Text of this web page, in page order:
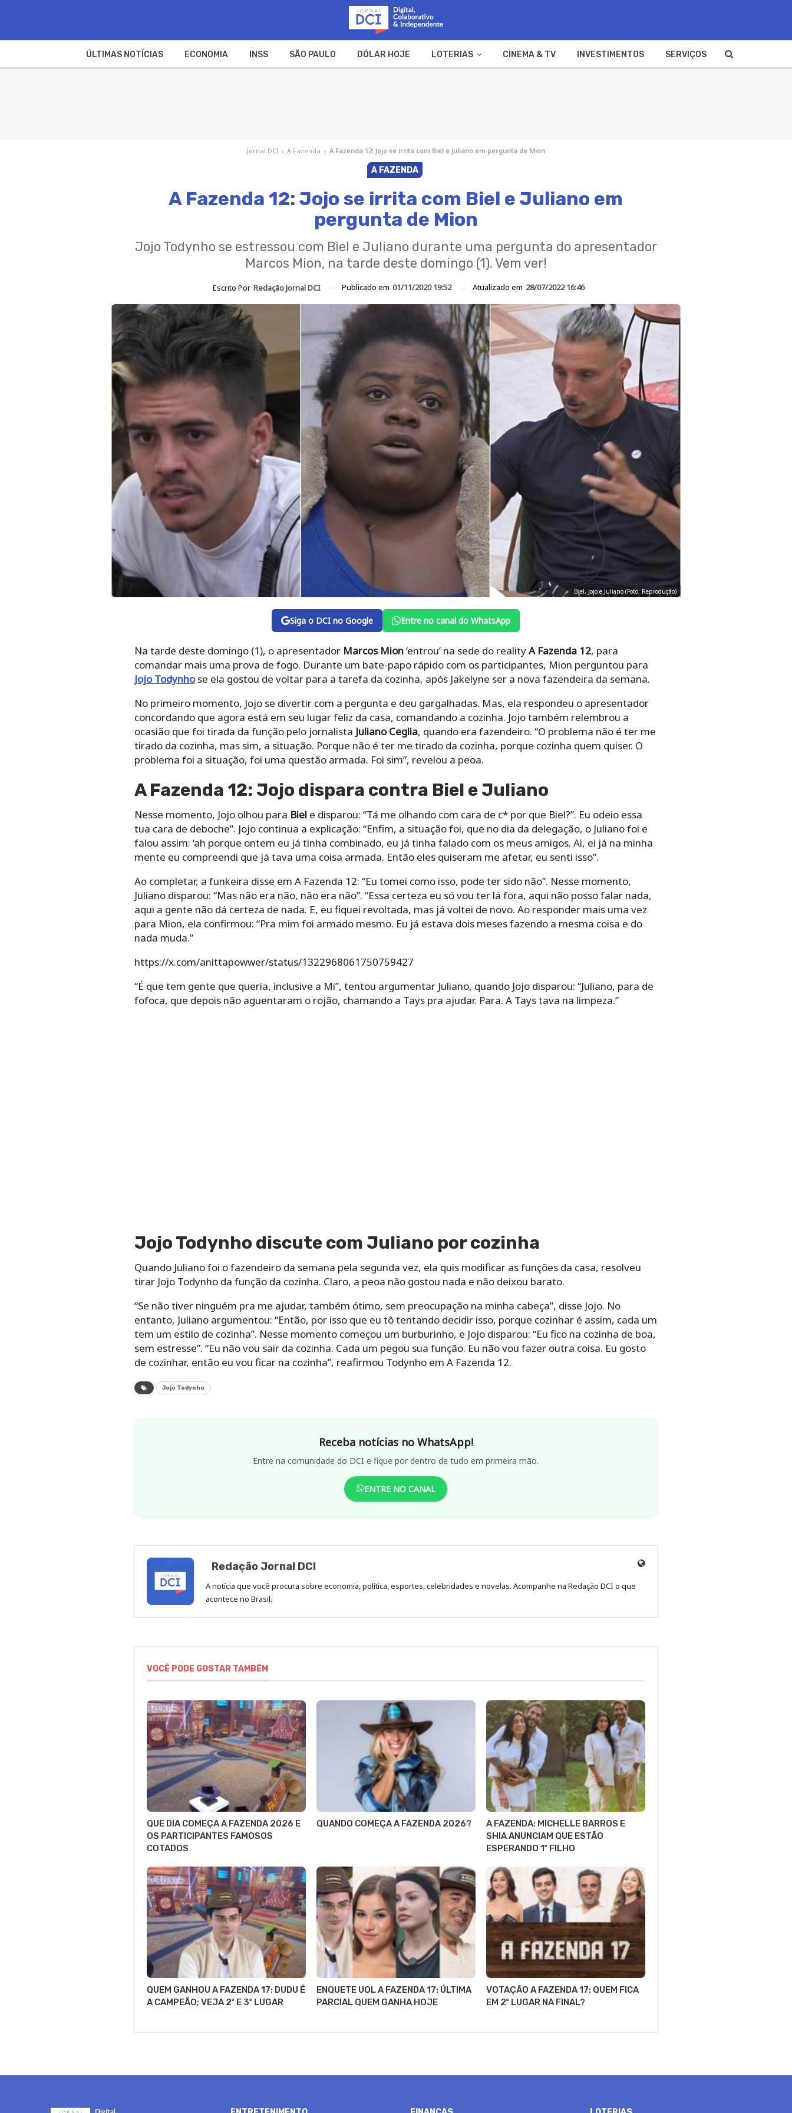
ÚLTIMAS NOTÍCIAS ECONOMIA INSS SÃO PAULO DÓLAR HOJE LOTERIAS CINEMA & TV INVESTIMENTOS SERVIÇOS
Jornal DCI › A Fazenda › A Fazenda 12: Jojo se irrita com Biel e Juliano em pergunta de Mion
A FAZENDA
A Fazenda 12: Jojo se irrita com Biel e Juliano em
pergunta de Mion
Jojo Todynho se estressou com Biel e Juliano durante uma pergunta do apresentador
Marcos Mion, na tarde deste domingo (1). Vem ver!
Escrito Por Redação Jornal DCI Publicado em 01/11/2020 19:52 Atualizado em 28/07/2022 16:46
Biel, Jojo e Juliano (Foto: Reprodução)
Siga o DCI no Google Entre no canal do WhatsApp
Na tarde deste domingo (1), o apresentador Marcos Mion‘entrou’ na sede do realityA Fazenda 12, para
comandar mais uma prova de fogo. Durante um bate-papo rápido com os participantes, Mion perguntou para
Jojo Todynhose ela gostou de voltar para a tarefa da cozinha, após Jakelyne ser a nova fazendeira da semana.
No primeiro momento, Jojo se divertir com a pergunta e deu gargalhadas. Mas, ela respondeu o apresentador
concordando que agora está em seu lugar feliz da casa, comandando a cozinha. Jojo também relembrou a
ocasião que foi tirada da função pelo jornalista Juliano Ceglia, quando era fazendeiro. “O problema não é ter me
tirado da cozinha, mas sim, a situação. Porque não é ter me tirado da cozinha, porque cozinha quem quiser. O
problema foi a situação, foi uma questão armada. Foi sim”, revelou a peoa.
A Fazenda 12: Jojo dispara contra Biel e Juliano
Nesse momento, Jojo olhou para Biele disparou: “Tá me olhando com cara de c* por que Biel?”. Eu odeio essa
tua cara de deboche”. Jojo continua a explicação: “Enfim, a situação foi, que no dia da delegação, o Juliano foi e
falou assim: ‘ah porque ontem eu já tinha combinado, eu já tinha falado com os meus amigos. Ai, ei já na minha
mente eu compreendi que já tava uma coisa armada. Então eles quiseram me afetar, eu senti isso”.
Ao completar, a funkeira disse em A Fazenda 12: “Eu tomei como isso, pode ter sido não”. Nesse momento,
Juliano disparou: “Mas não era não, não era não”. “Essa certeza eu só vou ter lá fora, aqui não posso falar nada,
aqui a gente não dá certeza de nada. E, eu fiquei revoltada, mas já voltei de novo. Ao responder mais uma vez
para Mion, ela confirmou: “Pra mim foi armado mesmo. Eu já estava dois meses fazendo a mesma coisa e do
nada muda.”
https://x.com/anittapowwer/status/1322968061750759427
“É que tem gente que queria, inclusive a Mi”, tentou argumentar Juliano, quando Jojo disparou: “Juliano, para de
fofoca, que depois não aguentaram o rojão, chamando a Tays pra ajudar. Para. A Tays tava na limpeza.”
Jojo Todynho discute com Juliano por cozinha
Quando Juliano foi o fazendeiro da semana pela segunda vez, ela quis modificar as funções da casa, resolveu
tirar Jojo Todynho da função da cozinha. Claro, a peoa não gostou nada e não deixou barato.
“Se não tiver ninguém pra me ajudar, também ótimo, sem preocupação na minha cabeça”, disse Jojo. No
entanto, Juliano argumentou: “Então, por isso que eu tô tentando decidir isso, porque cozinhar é assim, cada um
tem um estilo de cozinha”. Nesse momento começou um burburinho, e Jojo disparou: “Eu fico na cozinha de boa,
sem estresse”. “Eu não vou sair da cozinha. Cada um pegou sua função. Eu não vou fazer outra coisa. Eu gosto
de cozinhar, então eu vou ficar na cozinha”, reafirmou Todynho em A Fazenda 12.
Jojo Todynho
Receba notícias no WhatsApp!
Entre na comunidade do DCI e fique por dentro de tudo em primeira mão.
ENTRE NO CANAL
Redação Jornal DCI
Site
A notícia que você procura sobre economia, política, esportes, celebridades e novelas. Acompanhe na Redação DCI o que
acontece no Brasil.
VOCÊ PODE GOSTAR TAMBÉM
QUE DIA COMEÇA A FAZENDA 2026 E
OS PARTICIPANTES FAMOSOS
COTADOS
QUANDO COMEÇA A FAZENDA 2026?
A FAZENDA: MICHELLE BARROS E
SHIA ANUNCIAM QUE ESTÃO
ESPERANDO 1º FILHO
QUEM GANHOU A FAZENDA 17: DUDU É
A CAMPEÃO; VEJA 2º E 3º LUGAR
ENQUETE UOL A FAZENDA 17: ÚLTIMA
PARCIAL QUEM GANHA HOJE
VOTAÇÃO A FAZENDA 17: QUEM FICA
EM 2º LUGAR NA FINAL?